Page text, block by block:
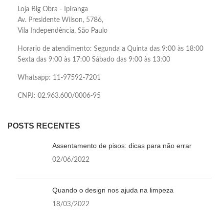
Loja Big Obra - Ipiranga
Av. Presidente Wilson, 5786,
Vila Independência, São Paulo
Horario de atendimento: Segunda a Quinta das 9:00 às 18:00
Sexta das 9:00 às 17:00 Sábado das 9:00 às 13:00
Whatsapp: 11-97592-7201
CNPJ: 02.963.600/0006-95
POSTS RECENTES
Assentamento de pisos: dicas para não errar
02/06/2022
Quando o design nos ajuda na limpeza
18/03/2022